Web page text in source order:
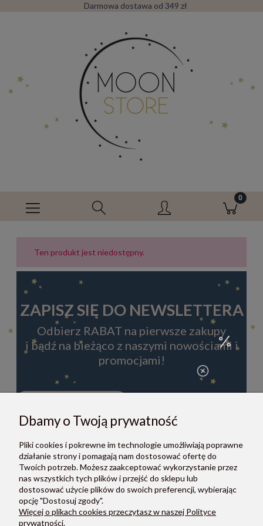
Darmowa dostawa od 349 zł
Ten produkt jest niedostępny.
ZAPISZ SIĘ DO NEWSLETTERA
Odbierz RABAT na pierwsze zakupy
i bądź na bieżąco z naszymi nowościami i
promocjami!
ZAPISZ SIĘ
Zapisując się do newslettera, akceptujesz Regulamin i Politykę
prywatności.
O NAS
Dbamy o Twoją prywatność
Pliki cookies i pokrewne im technologie umożliwiają poprawne
działanie strony i pomagają nam dostosować ofertę do
Twoich potrzeb. Możesz zaakceptować wykorzystanie przez
nas wszystkich tych plików i przejść do sklepu lub
dostosować użycie plików do swoich preferencji, wybierając
opcję "Dostosuj zgody".
Więcej o plikach cookies przeczytasz w naszej Polityce
prywatności.